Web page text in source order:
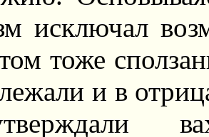
исключал
тоже
и в